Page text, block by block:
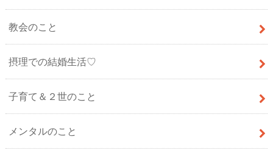
教会のこと
摂理での結婚生活♡
子育て＆２世のこと
メンタルのこと